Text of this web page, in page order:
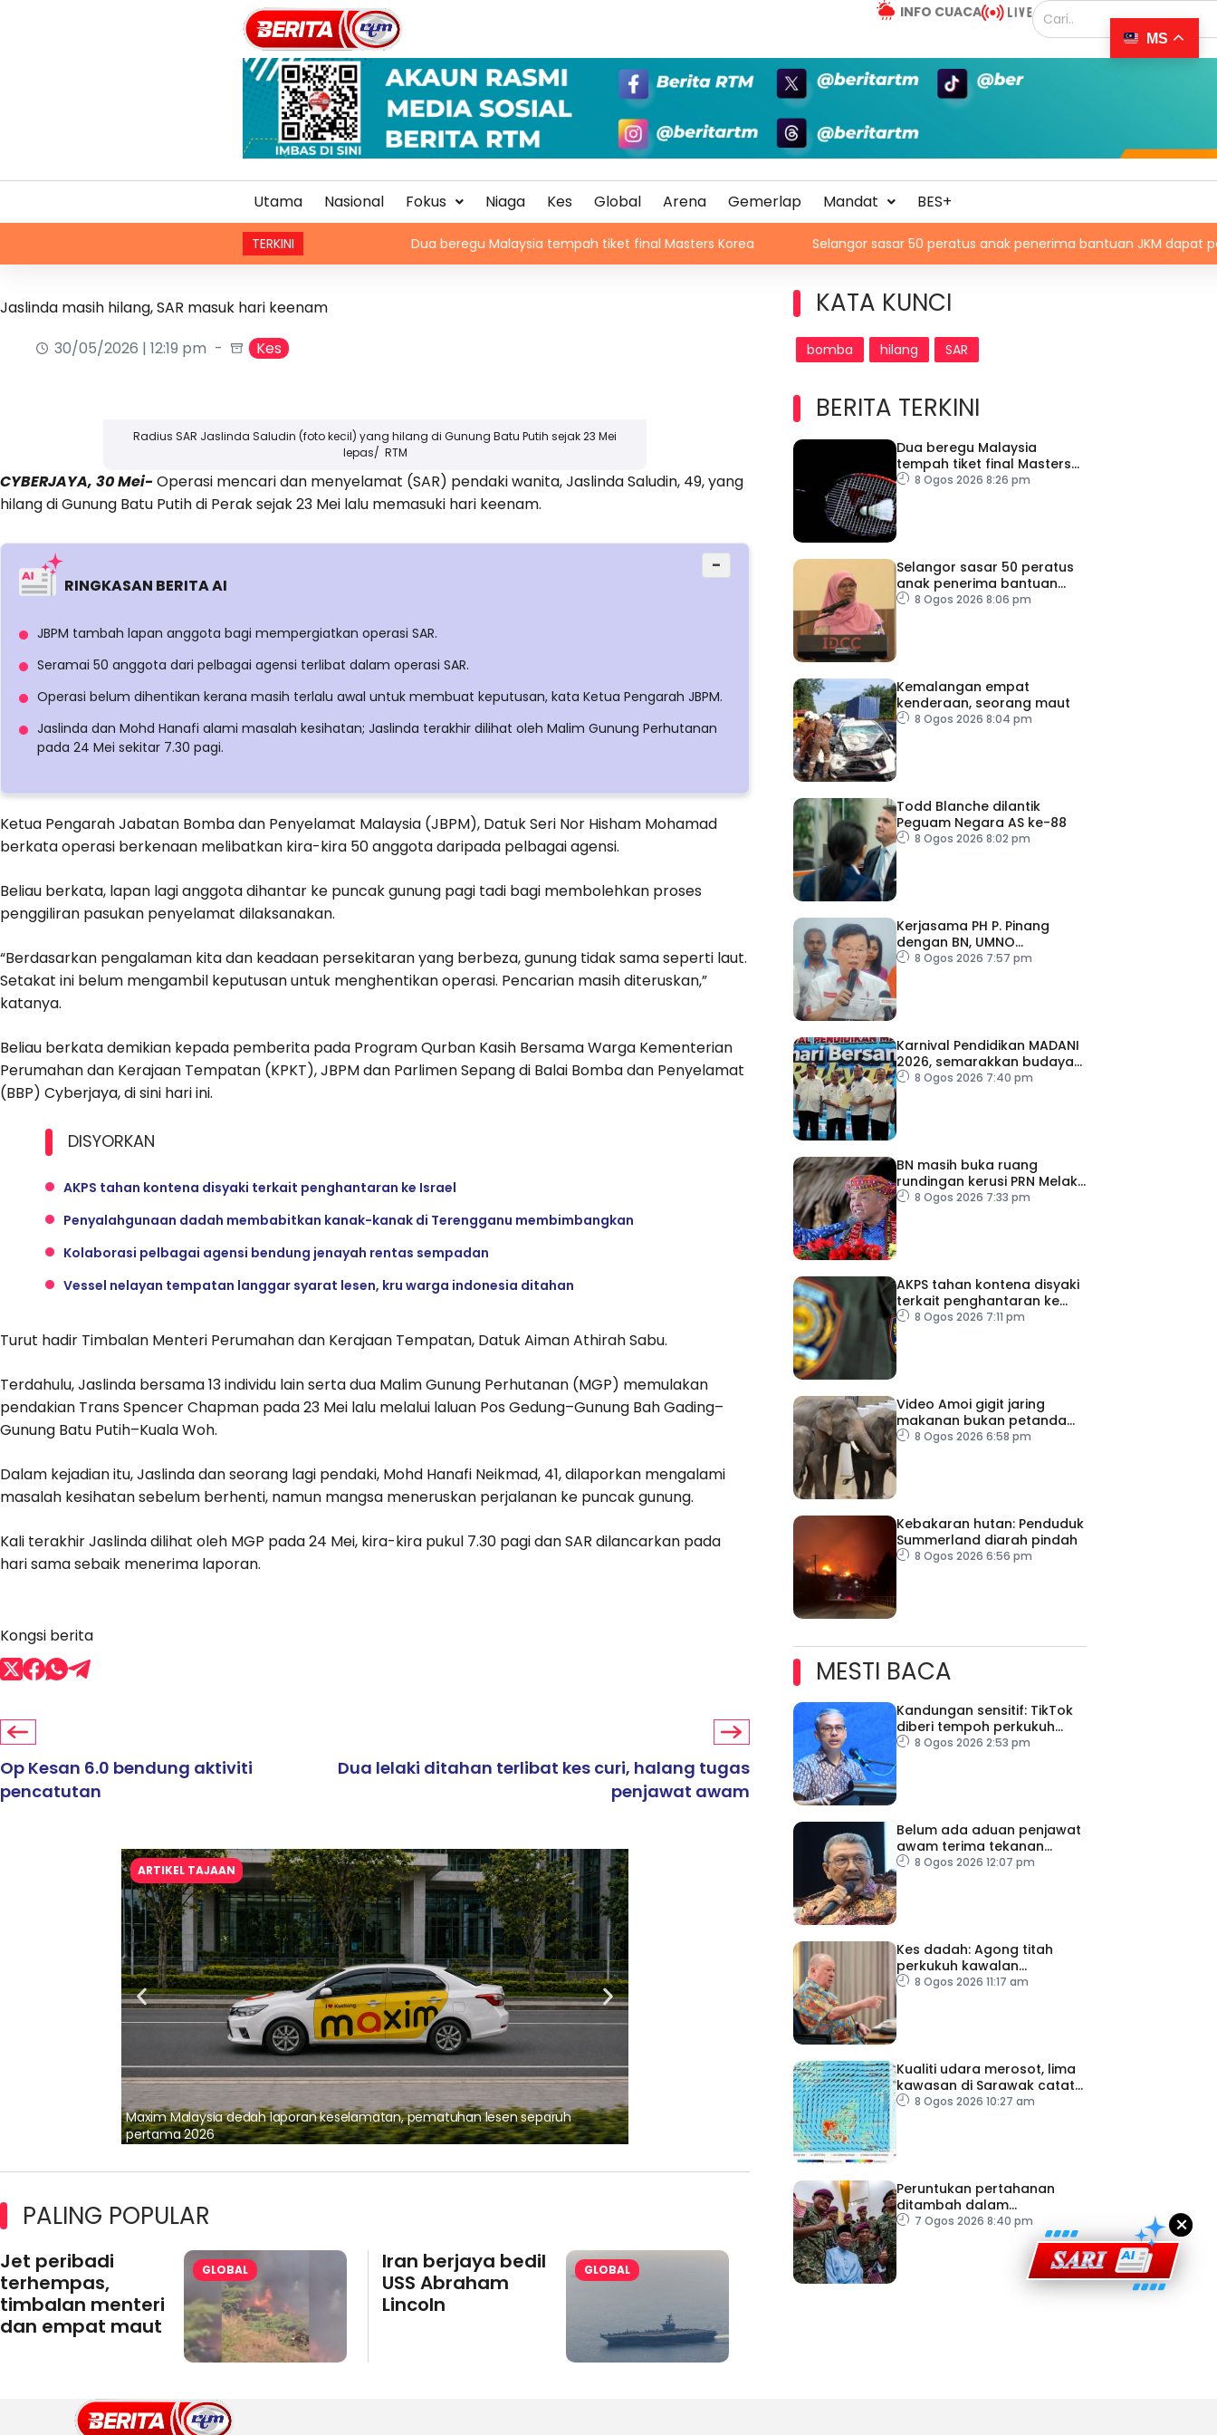
INFO CUACA
Utama Nasional Fokus Niaga Kes Global Arena Gemerlap Mandat BES+
TERKINI Dua beregu Malaysia tempah tiket final Masters Korea Selangor sasar 50 peratus anak penerima bantuan JKM dapat peluang
Jaslinda masih hilang, SAR masuk hari keenam
30/05/2026 | 12:19 pm
Kes
Radius SAR Jaslinda Saludin (foto kecil) yang hilang di Gunung Batu Putih sejak 23 Mei
lepas/ RTM
CYBERJAYA, 30 Mei-Operasi mencari dan menyelamat (SAR) pendaki wanita, Jaslinda Saludin, 49, yang
hilang di Gunung Batu Putih di Perak sejak 23 Mei lalu memasuki hari keenam.
RINGKASAN BERITA AI
−
JBPM tambah lapan anggota bagi mempergiatkan operasi SAR.
Seramai 50 anggota dari pelbagai agensi terlibat dalam operasi SAR.
Operasi belum dihentikan kerana masih terlalu awal untuk membuat keputusan, kata Ketua Pengarah JBPM.
Jaslinda dan Mohd Hanafi alami masalah kesihatan; Jaslinda terakhir dilihat oleh Malim Gunung Perhutanan
pada 24 Mei sekitar 7.30 pagi.
Ketua Pengarah Jabatan Bomba dan Penyelamat Malaysia (JBPM), Datuk Seri Nor Hisham Mohamad
berkata operasi berkenaan melibatkan kira-kira 50 anggota daripada pelbagai agensi.
Beliau berkata, lapan lagi anggota dihantar ke puncak gunung pagi tadi bagi membolehkan proses
penggiliran pasukan penyelamat dilaksanakan.
“Berdasarkan pengalaman kita dan keadaan persekitaran yang berbeza, gunung tidak sama seperti laut.
Setakat ini belum mengambil keputusan untuk menghentikan operasi. Pencarian masih diteruskan,”
katanya.
Beliau berkata demikian kepada pemberita pada Program Qurban Kasih Bersama Warga Kementerian
Perumahan dan Kerajaan Tempatan (KPKT), JBPM dan Parlimen Sepang di Balai Bomba dan Penyelamat
(BBP) Cyberjaya, di sini hari ini.
DISYORKAN
AKPS tahan kontena disyaki terkait penghantaran ke Israel
Penyalahgunaan dadah membabitkan kanak-kanak di Terengganu membimbangkan
Kolaborasi pelbagai agensi bendung jenayah rentas sempadan
Vessel nelayan tempatan langgar syarat lesen, kru warga indonesia ditahan
Turut hadir Timbalan Menteri Perumahan dan Kerajaan Tempatan, Datuk Aiman Athirah Sabu.
Terdahulu, Jaslinda bersama 13 individu lain serta dua Malim Gunung Perhutanan (MGP) memulakan
pendakian Trans Spencer Chapman pada 23 Mei lalu melalui laluan Pos Gedung–Gunung Bah Gading–
Gunung Batu Putih–Kuala Woh.
Dalam kejadian itu, Jaslinda dan seorang lagi pendaki, Mohd Hanafi Neikmad, 41, dilaporkan mengalami
masalah kesihatan sebelum berhenti, namun mangsa meneruskan perjalanan ke puncak gunung.
Kali terakhir Jaslinda dilihat oleh MGP pada 24 Mei, kira-kira pukul 7.30 pagi dan SAR dilancarkan pada
hari sama sebaik menerima laporan.
Kongsi berita
Op Kesan 6.0 bendung aktiviti
pencatutan
Dua lelaki ditahan terlibat kes curi, halang tugas
penjawat awam
ARTIKEL TAJAAN
Maxim Malaysia dedah laporan keselamatan, pematuhan lesen separuh
pertama 2026
Ajinomoto (Malaysia) Berhad Perkasa SCORE Marathon 2026 Melalui Kerjasama
aminoVITAL® Bersama Pempengaruh Larian Antarabangsa
PALING POPULAR
Jet peribadi
terhempas,
timbalan menteri
dan empat maut
GLOBAL
Iran berjaya bedil
USS Abraham
Lincoln
GLOBAL
KATA KUNCI
bomba hilang SAR
BERITA TERKINI
Dua beregu Malaysia
tempah tiket final Masters
Korea8 Ogos 2026 8:26 pm
Selangor sasar 50 peratus
anak penerima bantuan
JKM dapat peluang kerjaya
8 Ogos 2026 8:06 pm
Kemalangan empat
kenderaan, seorang maut
8 Ogos 2026 8:04 pm
Todd Blanche dilantik
Peguam Negara AS ke-88
8 Ogos 2026 8:02 pm
Kerjasama PH P. Pinang
dengan BN, UMNO
diteruskan
8 Ogos 2026 7:57 pm
Karnival Pendidikan MADANI
2026, semarakkan budaya
pembelajaran sepanjang
8 Ogos 2026 7:40 pm
BN masih buka ruang
rundingan kerusi PRN Melaka
– Ahmad Zahid
8 Ogos 2026 7:33 pm
AKPS tahan kontena disyaki
terkait penghantaran ke
Israel8 Ogos 2026 7:11 pm
Video Amoi gigit jaring
makanan bukan petanda
tekanan – MPT
8 Ogos 2026 6:58 pm
Kebakaran hutan: Penduduk
Summerland diarah pindah
8 Ogos 2026 6:56 pm
MESTI BACA
Kandungan sensitif: TikTok
diberi tempoh perkukuh
sistem moderasi
8 Ogos 2026 2:53 pm
Belum ada aduan penjawat
awam terima tekanan
daripada ahli politik
8 Ogos 2026 12:07 pm
Kes dadah: Agong titah
perkukuh kawalan
lapangan terbang, pintu
8 Ogos 2026 11:17 am
Kualiti udara merosot, lima
kawasan di Sarawak catat
IPU tidak sihat
8 Ogos 2026 10:27 am
Peruntukan pertahanan
ditambah dalam
Belanjawan 2027
7 Ogos 2026 8:40 pm ×
MS